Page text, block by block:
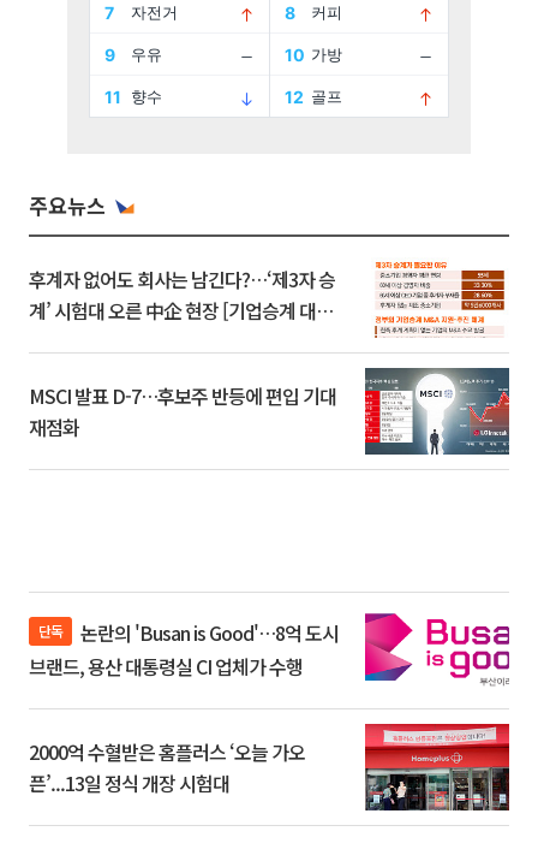
주요뉴스
후계자 없어도 회사는 남긴다?…‘제3자 승
계’ 시험대 오른 中企 현장 [기업승계 대전
MSCI 발표 D-7…후보주 반등에 편입 기대
재점화
단독
브랜드, 용산 대통령실 CI 업체가 수행
2000억 수혈받은 홈플러스 ‘오늘 가오
픈’...13일 정식 개장 시험대